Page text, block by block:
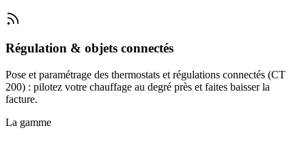
Régulation & objets connectés
Pose et paramétrage des thermostats et régulations connectés (CT
200) : pilotez votre chauffage au degré près et faites baisser la
facture.
La gamme